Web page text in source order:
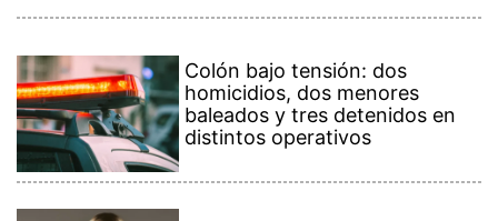
Colón bajo tensión: dos
homicidios, dos menores
baleados y tres detenidos en
distintos operativos